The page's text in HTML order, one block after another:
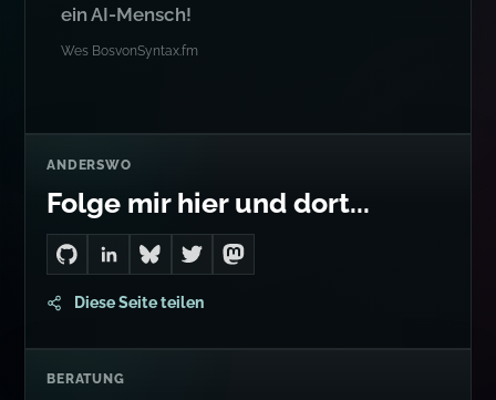
ein AI-Mensch!
Wes BosvonSyntax.fm
ANDERSWO
Folge mir hier und dort...
Go to Dan's GitHub
Connect with me on LinkedIn
Follow me on Bluesky
Follow me on Twitter
Follow me on Mastodon
Diese Seite teilen
BERATUNG